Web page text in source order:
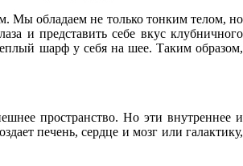
Мы обладаем не только тонким телом, но
и представить себе вкус клубничного
шарф у себя на шее. Таким образом,
пространство. Но эти внутреннее и
печень, сердце и мозг или галактику,